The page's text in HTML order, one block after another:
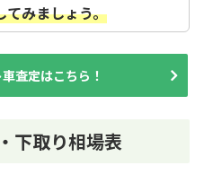
てみましょう。
査定はこちら！
下取り相場表